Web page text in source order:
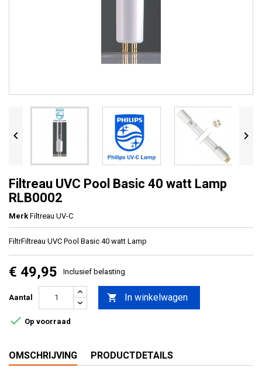
 
Filtreau UVC Pool Basic 40 watt Lamp
RLB0002
Merk Filtreau UV-C
FiltrFiltreau UVC Pool Basic 40 watt Lamp
€ 49,95 Inclusief belasting
Aantal  In winkelwagen
 Op voorraad
OMSCHRIJVING PRODUCTDETAILS